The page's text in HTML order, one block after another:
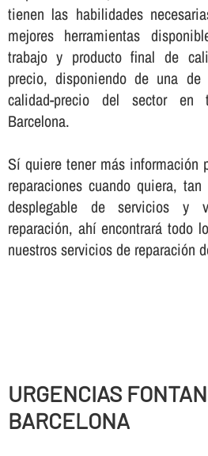
tienen las habilidades
mejores herramientas
trabajo y producto final de
precio, disponiendo de una de
calidad-precio del sector
Barcelona.
Sí­ quiere tener más información
reparaciones cuando quiera,
desplegable de servicios y
reparación, ahí­ encontrará todo
nuestros servicios de reparación
URGENCIAS
BARCELONA